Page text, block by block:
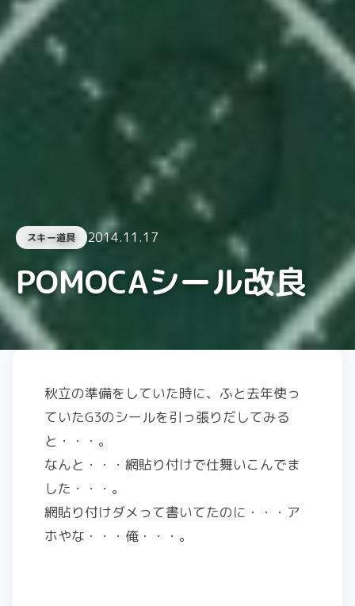
スキー道具 2014.11.17
POMOCAシール改良
秋立の準備をしていた時に、ふと去年使っ
ていたG3のシールを引っ張りだしてみる
と・・・。
なんと・・・網貼り付けで仕舞いこんでま
した・・・。
網貼り付けダメって書いてたのに・・・ア
ホやな・・・俺・・・。